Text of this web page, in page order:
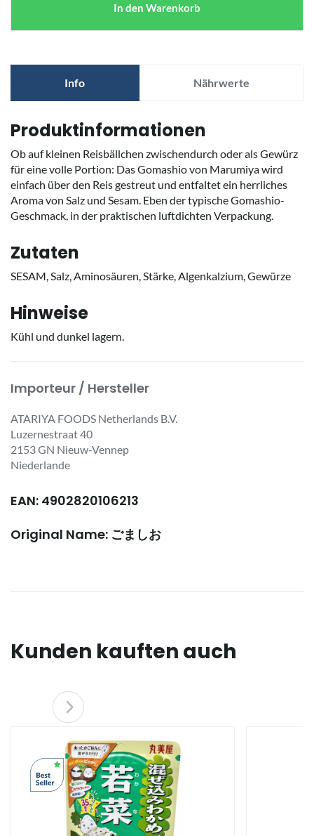
In den Warenkorb
Info Nährwerte
Produktinformationen
Ob auf kleinen Reisbällchen zwischendurch oder als Gewürz
für eine volle Portion: Das Gomashio von Marumiya wird
einfach über den Reis gestreut und entfaltet ein herrliches
Aroma von Salz und Sesam. Eben der typische Gomashio-
Geschmack, in der praktischen luftdichten Verpackung.
Zutaten
SESAM, Salz, Aminosäuren, Stärke, Algenkalzium, Gewürze
Hinweise
Kühl und dunkel lagern.
Importeur / Hersteller
ATARIYA FOODS Netherlands B.V.
Luzernestraat 40
2153 GN Nieuw-Vennep
Niederlande
EAN: 4902820106213
Original Name: ごましお
Kunden kauften auch